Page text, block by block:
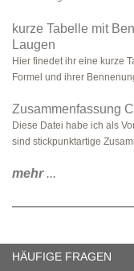
kurze Tabelle mit
Laugen
Hier finedet ihr eine kurze
Formel und ihrer
Zusammenfassung
Diese Datei habe ich als
sind stickpunktartige
mehr...
HÄUFIGE FRAGEN